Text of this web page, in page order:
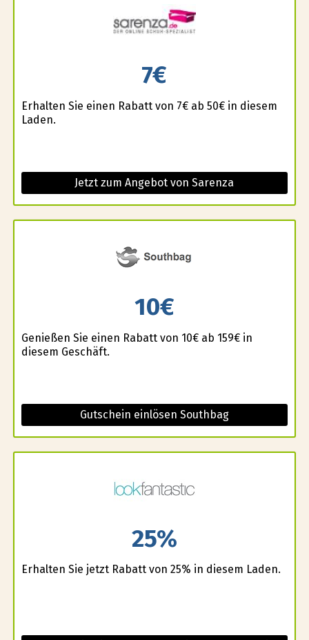
7€
Erhalten Sie einen Rabatt von 7€ ab 50€ in diesem
Laden.
Jetzt zum Angebot von Sarenza
10€
Genießen Sie einen Rabatt von 10€ ab 159€ in
diesem Geschäft.
Gutschein einlösen Southbag
25%
Erhalten Sie jetzt Rabatt von 25% in diesem Laden.